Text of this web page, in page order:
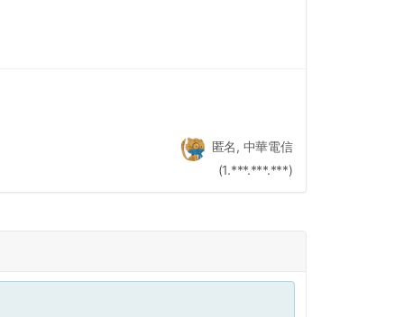
匿名, 中華電信
(1.***.***.***)